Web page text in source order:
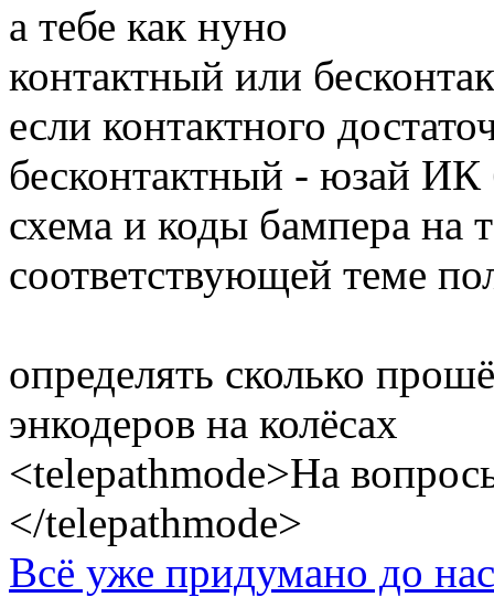
а тебе как нуно
контактный или
если контактного
бесконтактный - юзай ИК
схема и коды бампера на
соответствующей теме
определять сколько
энкодеров на колёсах
<telepathmode>На
</telepathmode>
Всё уже придумано до